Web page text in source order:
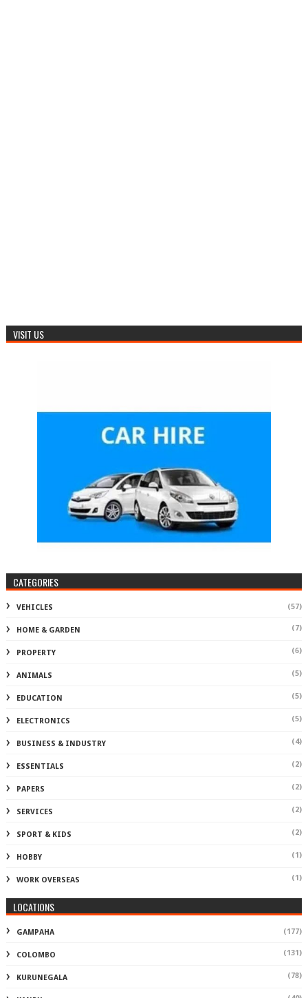
VISIT US
CATEGORIES
VEHICLES (57)
HOME & GARDEN (7)
PROPERTY (6)
ANIMALS (5)
EDUCATION (5)
ELECTRONICS (5)
BUSINESS & INDUSTRY (4)
ESSENTIALS (2)
PAPERS (2)
SERVICES (2)
SPORT & KIDS (2)
HOBBY (1)
WORK OVERSEAS (1)
LOCATIONS
GAMPAHA (177)
COLOMBO (131)
KURUNEGALA (78)